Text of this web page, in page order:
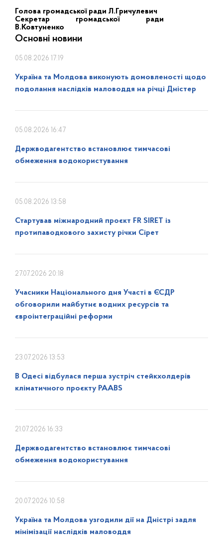
Голова громадської ради Л.Гричулевич
Секретар громадської ради
В.Ковтуненко
Основні новини
05.08.2026 17:19
Україна та Молдова виконують домовленості щодо
подолання наслідків маловоддя на річці Дністер
05.08.2026 16:47
Держводагентство встановлює тимчасові
обмеження водокористування
05.08.2026 13:58
Стартував міжнародний проєкт FR SIRET із
протипаводкового захисту річки Сірет
27.07.2026 20:18
Учасники Національного дня Участі в ЄСДР
обговорили майбутнє водних ресурсів та
євроінтеграційні реформи
23.07.2026 13:53
В Одесі відбулася перша зустріч стейкхолдерів
кліматичного проєкту PAABS
21.07.2026 16:33
Держводагентство встановлює тимчасові
обмеження водокористування
20.07.2026 10:58
Україна та Молдова узгодили дії на Дністрі задля
мінімізації наслідків маловоддя